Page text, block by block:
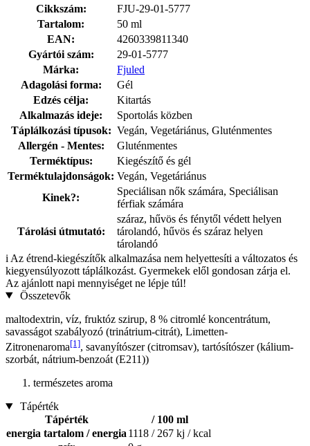
Cikkszám:
FJU-29-01-5777
Tartalom:
50 ml
EAN:
4260339811340
Gyártói szám:
29-01-5777
Márka:
Fjuled
Adagolási forma:
Gél
Edzés célja:
Kitartás
Alkalmazás ideje:
Sportolás közben
Táplálkozási típusok: Vegán, Vegetáriánus, Gluténmentes
Allergén - Mentes:
Gluténmentes
Terméktípus:
Kiegészítő és gél
Terméktulajdonságok: Vegán, Vegetáriánus
Kinek?:
Speciálisan nők számára, Speciálisan
férfiak számára
Tárolási útmutató:
száraz, hűvös és fénytől védett helyen
tárolandó, hűvös és száraz helyen
tárolandó
i Az étrend-kiegészítők alkalmazása nem helyettesíti a változatos és
kiegyensúlyozott táplálkozást. Gyermekek elől gondosan zárja el.
Az ajánlott napi mennyiséget ne lépje túl!
Összetevők
maltodextrin, víz, fruktóz szirup, 8 % citromlé koncentrátum,
savasságot szabályozó (trinátrium-citrát), Limetten-
Zitronenaroma[1], savanyítószer (citromsav), tartósítószer (kálium-
szorbát, nátrium-benzoát (E211))
természetes aroma
Tápérték
Tápérték
/ 100 ml
energia tartalom / energia 1118 / 267 kj / kcal